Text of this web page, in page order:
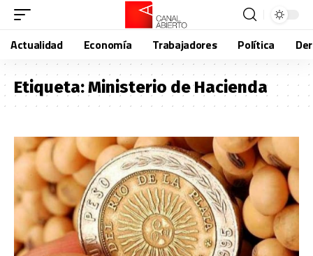
Actualidad Economía Trabajadores Política
Etiqueta:Ministerio de Hacienda